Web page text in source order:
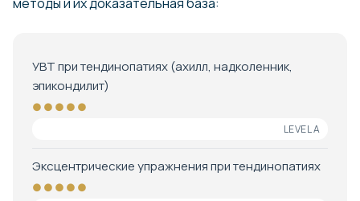
УВТ при тендинопатиях (ахилл, надколенник,
эпикондилит)
●●●●●
LEVEL A
Эксцентрические упражнения при тендинопатиях
●●●●●